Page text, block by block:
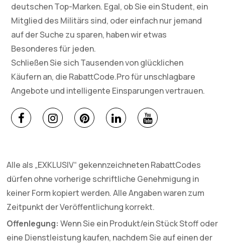
deutschen Top-Marken. Egal, ob Sie ein Student, ein
Mitglied des Militärs sind, oder einfach nur jemand
auf der Suche zu sparen, haben wir etwas
Besonderes für jeden.
Schließen Sie sich Tausenden von glücklichen
Käufern an, die RabattCode.Pro für unschlagbare
Angebote und intelligente Einsparungen vertrauen.
Alle als „EXKLUSIV“ gekennzeichneten RabattCodes
dürfen ohne vorherige schriftliche Genehmigung in
keiner Form kopiert werden. Alle Angaben waren zum
Zeitpunkt der Veröffentlichung korrekt.
Offenlegung: Wenn Sie ein Produkt/ein Stück Stoff oder
eine Dienstleistung kaufen, nachdem Sie auf einen der